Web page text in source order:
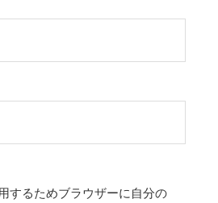
するためブラウザーに自分の